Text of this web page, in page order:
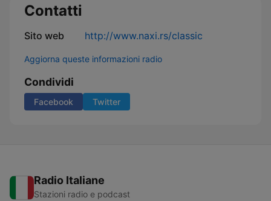
Contatti
Sito web http://www.naxi.rs/classic
Aggiorna queste informazioni radio
Condividi
Facebook Twitter
Radio Italiane
Stazioni radio e podcast